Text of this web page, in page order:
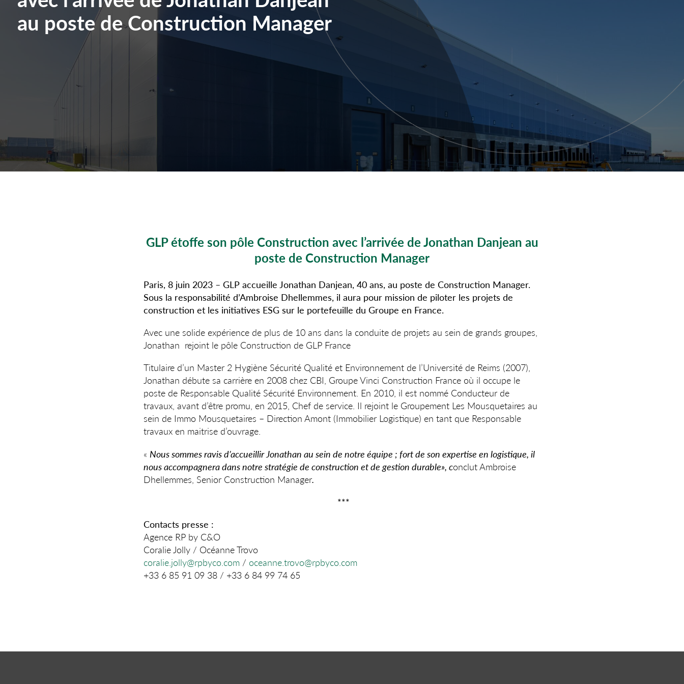
au poste de Construction Manager
GLP étoffe son pôle Construction avec l’arrivée deJonathan Danjean au
poste de Construction Manager
Paris, 8 juin 2023 – GLP accueille Jonathan Danjean, 40 ans, au poste de Construction Manager.
Sous la responsabilité d’Ambroise Dhellemmes, il aura pour mission de piloter les projets de
construction et les initiatives ESG sur le portefeuille du Groupe en France.
Avec une solide expérience de plus de 10 ans dans la conduite de projets au sein de grands groupes,
Jonathan rejoint le pôle Construction de GLP France
Titulaire d’un Master 2 Hygiène Sécurité Qualité et Environnement de l’Université de Reims (2007),
Jonathan débute sa carrière en 2008 chez CBI, Groupe Vinci Construction France où il occupe le
poste de Responsable Qualité Sécurité Environnement. En 2010, il est nommé Conducteur de
travaux, avant d’être promu, en 2015, Chef de service. Il rejoint le Groupement Les Mousquetaires au
sein de Immo Mousquetaires – Direction Amont (Immobilier Logistique) en tant que Responsable
travaux en maitrise d’ouvrage.
« Nous sommes ravis d’accueillir Jonathan au sein de notre équipe ; fort de son expertise en logistique, il
nous accompagnera dans notre stratégie de construction et de gestion durable», conclut Ambroise
Dhellemmes, Senior Construction Manager.
***
Contacts presse :
Agence RP by C&O
Coralie Jolly / Océanne Trovo
coralie.jolly@rpbyco.com / oceanne.trovo@rpbyco.com
+33 6 85 91 09 38 / +33 6 84 99 74 65